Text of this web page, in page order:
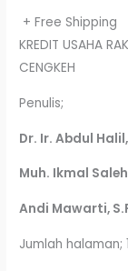
+ Free Shipping
KREDIT USAHA
CENGKEH
Penulis;
Dr. Ir. Abdul Halil,
Muh. Ikmal
Andi Mawarti,
Jumlah halaman;